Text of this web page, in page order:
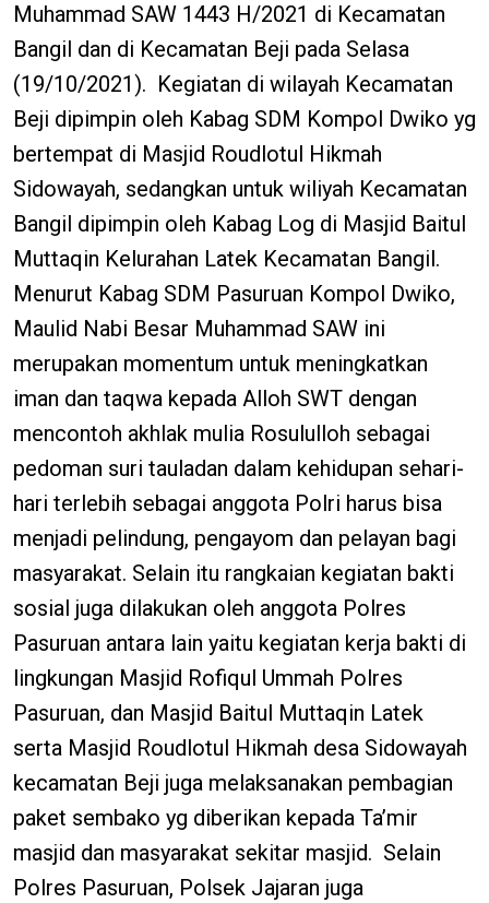
Muhammad SAW 1443 H/2021 di Kecamatan
Bangil dan di Kecamatan Beji pada Selasa
(19/10/2021). Kegiatan di wilayah Kecamatan
Beji dipimpin oleh Kabag SDM Kompol Dwiko yg
bertempat di Masjid Roudlotul Hikmah
Sidowayah, sedangkan untuk wiliyah Kecamatan
Bangil dipimpin oleh Kabag Log di Masjid Baitul
Muttaqin Kelurahan Latek Kecamatan Bangil.
Menurut Kabag SDM Pasuruan Kompol Dwiko,
Maulid Nabi Besar Muhammad SAW ini
merupakan momentum untuk meningkatkan
iman dan taqwa kepada Alloh SWT dengan
mencontoh akhlak mulia Rosululloh sebagai
pedoman suri tauladan dalam kehidupan sehari-
hari terlebih sebagai anggota Polri harus bisa
menjadi pelindung, pengayom dan pelayan bagi
masyarakat. Selain itu rangkaian kegiatan bakti
sosial juga dilakukan oleh anggota Polres
Pasuruan antara lain yaitu kegiatan kerja bakti di
lingkungan Masjid Rofiqul Ummah Polres
Pasuruan, dan Masjid Baitul Muttaqin Latek
serta Masjid Roudlotul Hikmah desa Sidowayah
kecamatan Beji juga melaksanakan pembagian
paket sembako yg diberikan kepada Ta’mir
masjid dan masyarakat sekitar masjid. Selain
Polres Pasuruan, Polsek Jajaran juga